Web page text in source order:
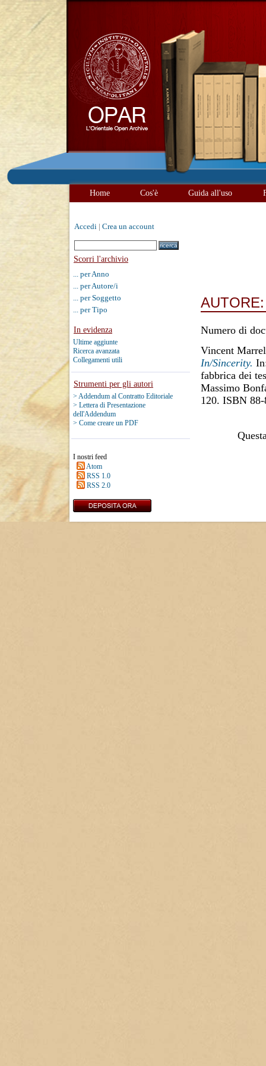
Home Cos'è Guida all'uso
Accedi Crea un account
Scorri l'archivio
... per Anno
... per Autore/i
... per Soggetto
... per Tipo
In evidenza
Ultime aggiunte
Ricerca avanzata
Collegamenti utili
Strumenti per gli autori
> Addendum al Contratto Editoriale
> Lettera di Presentazione
dell'Addendum
> Come creare un PDF
I nostri feed
Atom
RSS 1.0
RSS 2.0
Numero di
Vincent
In/Sincerity.
fabbrica dei
Massimo
120. ISBN